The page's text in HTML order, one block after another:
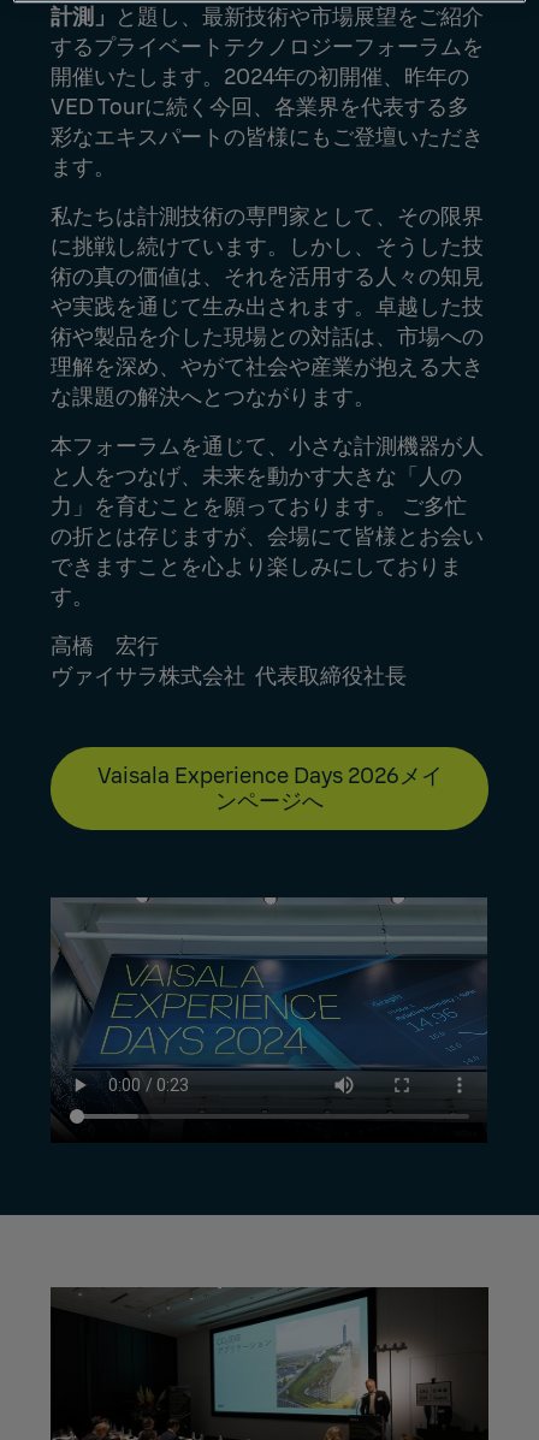
計測」 と題し、最新技術や市場展望をご紹介
するプライベートテクノロジーフォーラムを
開催いたします。2024年の初開催、昨年の
VED Tourに続く今回、各業界を代表する多
彩なエキスパートの皆様にもご登壇いただき
ます。
私たちは計測技術の専門家として、その限界
に挑戦し続けています。しかし、そうした技
術の真の価値は、それを活用する人々の知見
や実践を通じて生み出されます。卓越した技
術や製品を介した現場との対話は、市場への
理解を深め、やがて社会や産業が抱える大き
な課題の解決へとつながります。
本フォーラムを通じて、小さな計測機器が人
と人をつなげ、未来を動かす大きな「人の
力」を育むことを願っております。 ご多忙
の折とは存じますが、会場にて皆様とお会い
できますことを心より楽しみにしておりま
す。
高橋 宏行
ヴァイサラ株式会社 代表取締役社長
Vaisala Experience Days 2026メイ
ンページへ